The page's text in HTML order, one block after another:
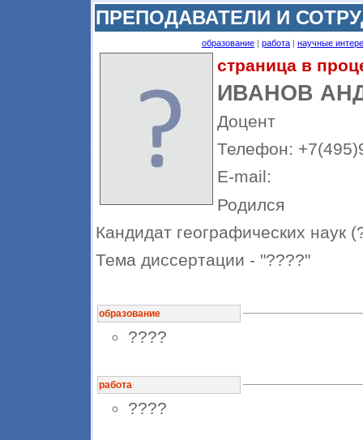
ПРЕПОДАВАТЕЛИ И
образование | работа | научные
страница в
ИВАНОВ
Доцент
Телефон:
E-mail:
Родился
Кандидат географических наук
Тема диссертации - "????"
образование
????
работа
????